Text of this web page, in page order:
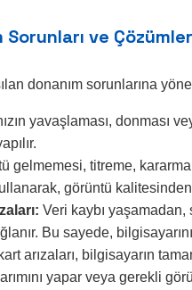
Sorunları ve
donanım sorunlarına
yavaşlaması, donması
gelmemesi, titreme,
görüntü
Veri kaybı
Bu sayede,
arızaları, bilgisayarın
yapar veya gerekli